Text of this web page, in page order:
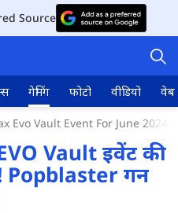
Source
गेमिंग फोटो वीडियो वेब
Evo Vault Event For June 2024
Vault इवेंट की
Popblaster गन